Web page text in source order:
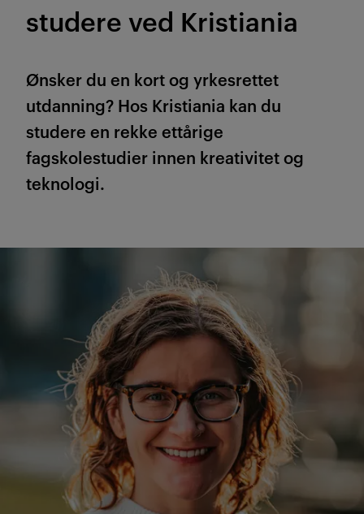
studere ved Kristiania
Ønsker du en kort og yrkesrettet
utdanning? Hos Kristiania kan du
studere en rekke ettårige
fagskolestudier innen kreativitet og
teknologi.